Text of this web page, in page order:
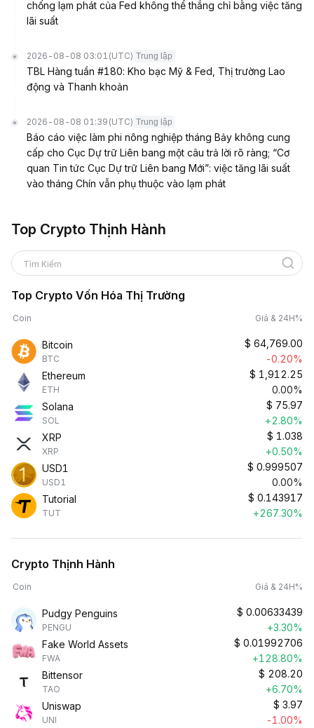
chống lạm phát của Fed không thể thắng chỉ bằng việc tăng
lãi suất
2026-08-08 03:01 (UTC) Trung lập
TBL Hàng tuần #180: Kho bạc Mỹ & Fed, Thị trường Lao
động và Thanh khoản
2026-08-08 01:39 (UTC) Trung lập
Báo cáo việc làm phi nông nghiệp tháng Bảy không cung
cấp cho Cục Dự trữ Liên bang một câu trả lời rõ ràng; “Cơ
quan Tin tức Cục Dự trữ Liên bang Mới”: việc tăng lãi suất
vào tháng Chín vẫn phụ thuộc vào lạm phát
Top Crypto Thịnh Hành
Tìm Kiếm
Top Crypto Vốn Hóa Thị Trường
Coin Giá & 24H%
Bitcoin
BTC
$ 64,769.00
-0.20%
Ethereum
ETH
$ 1,912.25
0.00%
Solana
SOL
$ 75.97
+2.80%
XRP
XRP
$ 1.038
+0.50%
USD1
USD1
$ 0.999507
0.00%
Tutorial
TUT
$ 0.143917
+267.30%
Crypto Thịnh Hành
Coin Giá & 24H%
Pudgy Penguins
PENGU
$ 0.00633439
+3.30%
Fake World Assets
FWA
$ 0.01992706
+128.80%
Bittensor
TAO
$ 208.20
+6.70%
Uniswap
UNI
$ 3.97
-1.00%